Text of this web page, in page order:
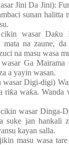
Jini Da Jini):
sunan halitta
wasar Daƙu
mata na zaune, da
na masu wasa
Ga Mairama
a yayin wasan.
Digi-digi)
riƙa waƙa. Wanda
wasar Dinga-
suke jan hankali
kayan salla.
jikin masu wasa